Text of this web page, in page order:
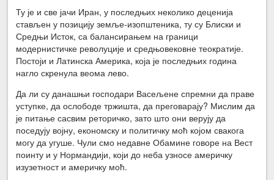
Ту је и све јачи Иран, у последњих неколико деценија
стављен у позицију земље-изопштеника, ту су Блиски и
Средњи Исток, са балансирањем на граници
модернистичке револуције и средњовековне теократије.
Постоји и Латинска Америка, која је последњих година
нагло скренула веома лево.
Да ли су данашњи господари Васељене спремни да праве
уступке, да ослободе тржишта, да преговарају? Мислим да
је питање сасвим реторичко, зато што они верују да
поседују војну, економску и политичку моћ којом свакога
могу да угуше. Чули смо недавне Обамине говоре на Вест
поинту и у Нормандији, који до неба узносе америчку
изузетност и америчку моћ.